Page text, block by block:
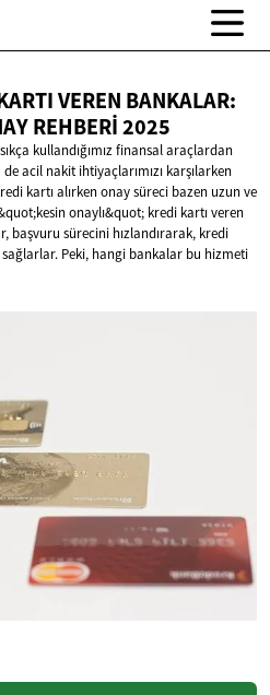
VEREN BANKALAR:
REHBERI 2025
kullandığımız finansal araçlardan
acil nakit ihtiyaçlarımızı karşılarken
kartı alırken onay süreci bazen uzun ve
onaylı&quot; kredi kartı veren
başvuru sürecini hızlandırarak, kredi
sağlarlar. Peki, hangi bankalar bu hizmeti